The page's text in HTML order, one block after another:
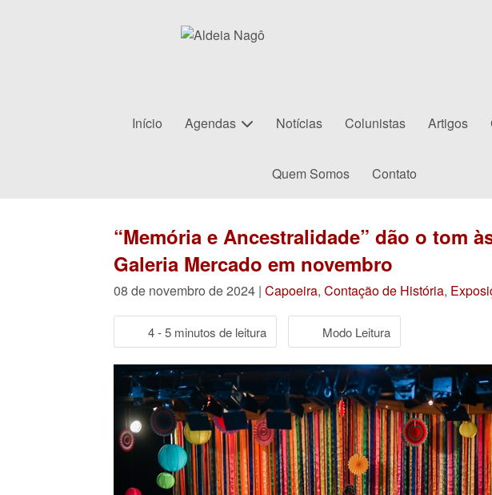
Início Agendas Notícias Colunistas Artigos
Quem Somos Contato
“Memória e Ancestralidade” dão o tom
Galeria Mercado em novembro
08 de novembro de 2024 | Capoeira, Contação de História,
4 - 5 minutos de leitura Modo Leitura